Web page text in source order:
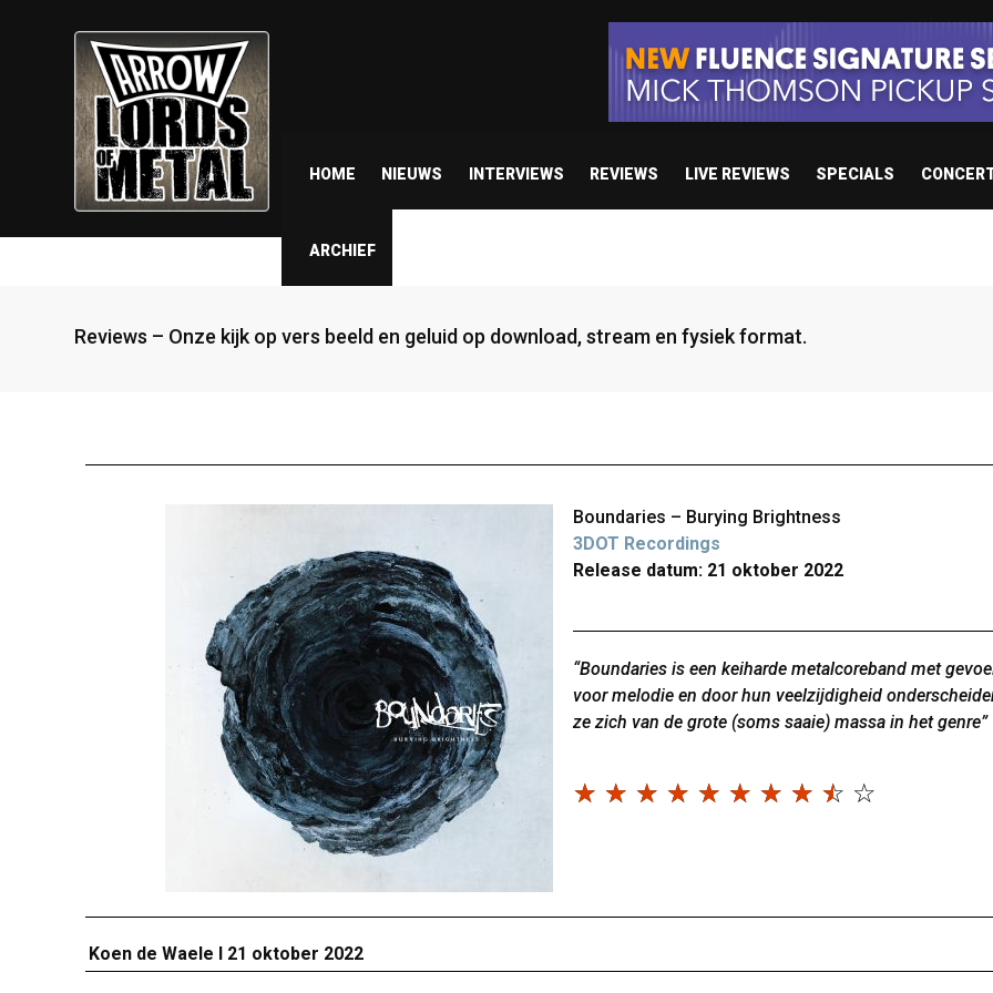
HOME NIEUWS INTERVIEWS REVIEWS LIVE REVIEWS SPECIALS
ARCHIEF
Reviews – Onze kijk op vers beeld en geluid op download, stream en fysiek format.
Boundaries – Burying Brightness
3DOT Recordings
Release datum: 21 oktober 2022
“Boundaries is een keiharde metalcoreband met
voor melodie en door hun veelzijdigheid
ze zich van de grote (soms saaie) massa in het genre”
☆ ☆ ☆ ☆ ☆ ☆ ☆ ☆ ☆ ☆
Koen de Waele I 21 oktober 2022